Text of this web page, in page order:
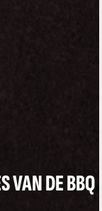
VAN DE BBQ